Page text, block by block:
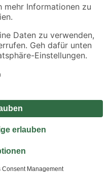
dargestellten Angebote sind unter
Verfügbarkeiten beziehen
für Artikel mit Speditionsversand, hier
Vertrag widerrufen